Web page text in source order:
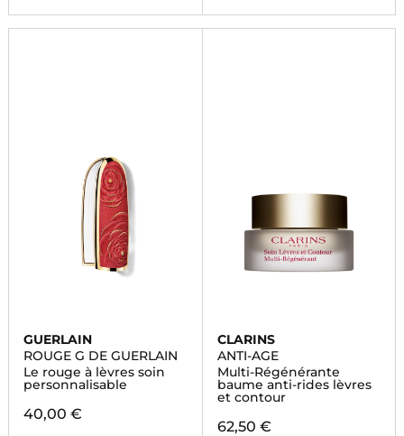
GUERLAIN
ROUGE G DE GUERLAIN
Le rouge à lèvres soin
personnalisable
40,00 €
CLARINS
ANTI-AGE
Multi-Régénérante
baume anti-rides lèvres
et contour
62,50 €